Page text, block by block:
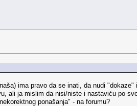
ima pravo da se inati, da nudi
ali ja mislim da nisi/niste i nastaviću po
ponašanja" - na forumu?